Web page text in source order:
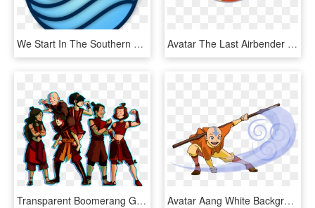
We Start In The Southern Water Tribe With Our Heroine - Avatar The Last Airbender Water Symbols, HD Png Download Avatar The Last Airbender , Png Download - Avatar The Last Airbender, Transparent Png
Transparent Boomerang Gaang Team Avatar, Avatar Aang, - Avatar: The Last Airbender, HD Png Download Avatar Aang White Background , Png Download - Anime The Last Airbender Poster, Transparent Png